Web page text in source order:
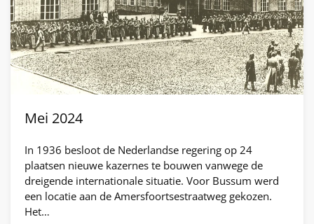
Mei 2024
In 1936 besloot de Nederlandse regering op 24
plaatsen nieuwe kazernes te bouwen vanwege de
dreigende internationale situatie. Voor Bussum werd
een locatie aan de Amersfoortsestraatweg gekozen.
Het…